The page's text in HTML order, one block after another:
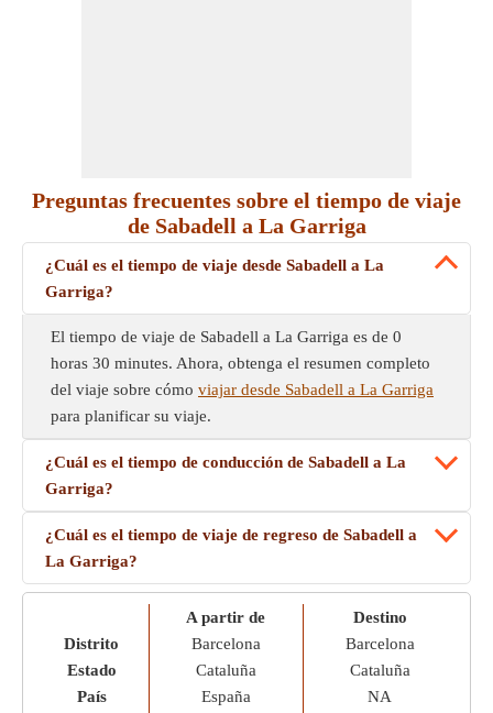
Preguntas frecuentes sobre el tiempo de viaje
de Sabadell a La Garriga
¿Cuál es el tiempo de viaje desde Sabadell a La
Garriga?
El tiempo de viaje de Sabadell a La Garriga es de 0
horas 30 minutes. Ahora, obtenga el resumen completo
del viaje sobre cómo viajar desde Sabadell a La Garriga
para planificar su viaje.
¿Cuál es el tiempo de conducción de Sabadell a La
Garriga?
¿Cuál es el tiempo de viaje de regreso de Sabadell a
La Garriga?
Distrito
Estado
País
A partir de
Barcelona
Cataluña
España
Destino
Barcelona
Cataluña
NA